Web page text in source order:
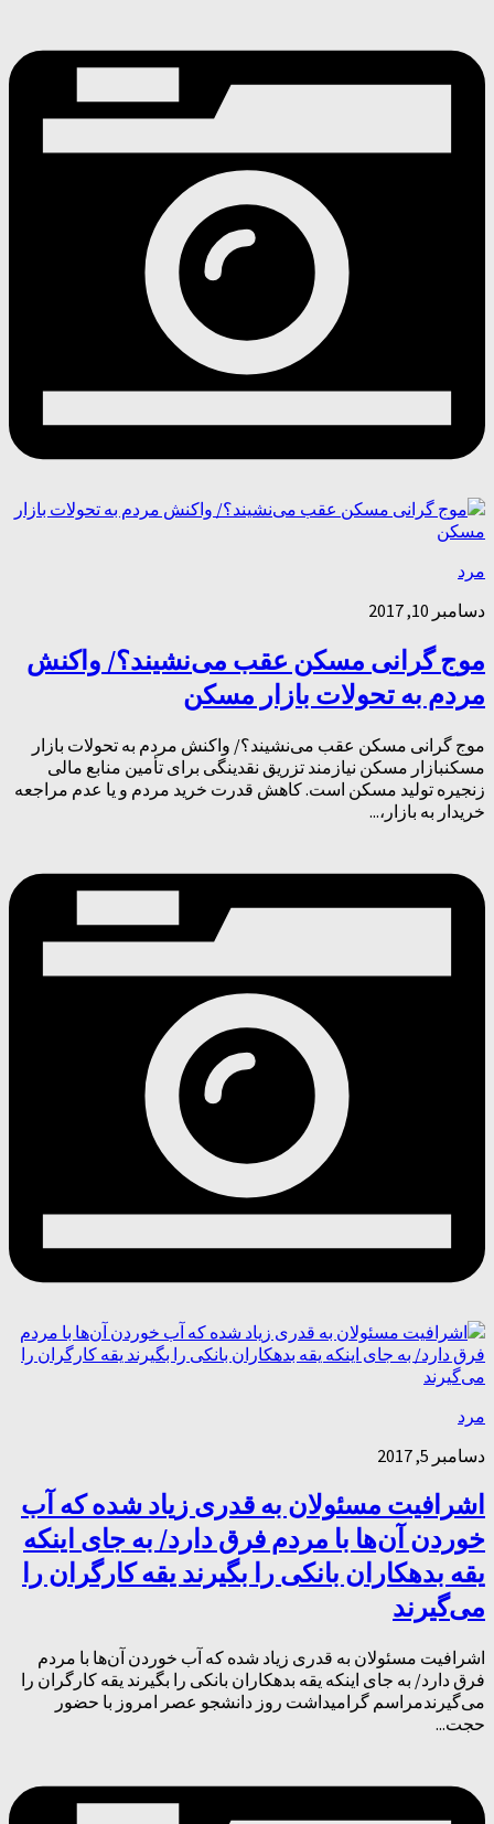
مرد
دسامبر 10, 2017
موج گرانی مسکن عقب می‌نشیند؟/ واکنش
مردم به تحولات بازار مسکن
موج گرانی مسکن عقب می‌نشیند؟/ واکنش مردم به تحولات بازار
مسکنبازار مسکن نیازمند تزریق نقدینگی برای تأمین منابع مالی
زنجیره تولید مسکن است. کاهش قدرت خرید مردم و یا عدم مراجعه
خریدار به بازار،...
مرد
دسامبر 5, 2017
اشرافیت مسئولان به قدری زیاد شده که آب
خوردن آن‌ها با مردم فرق دارد/ به جای اینکه
یقه بدهکاران بانکی را بگیرند یقه کارگران را
می‌گیرند
اشرافیت مسئولان به قدری زیاد شده که آب خوردن آن‌ها با مردم
فرق دارد/ به جای اینکه یقه بدهکاران بانکی را بگیرند یقه کارگران را
می‌گیرندمراسم گرامیداشت روز دانشجو عصر امروز با حضور
حجت...